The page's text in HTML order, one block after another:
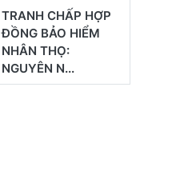
TRANH CHẤP HỢP
ĐỒNG BẢO HIỂM
NHÂN THỌ:
NGUYÊN N...